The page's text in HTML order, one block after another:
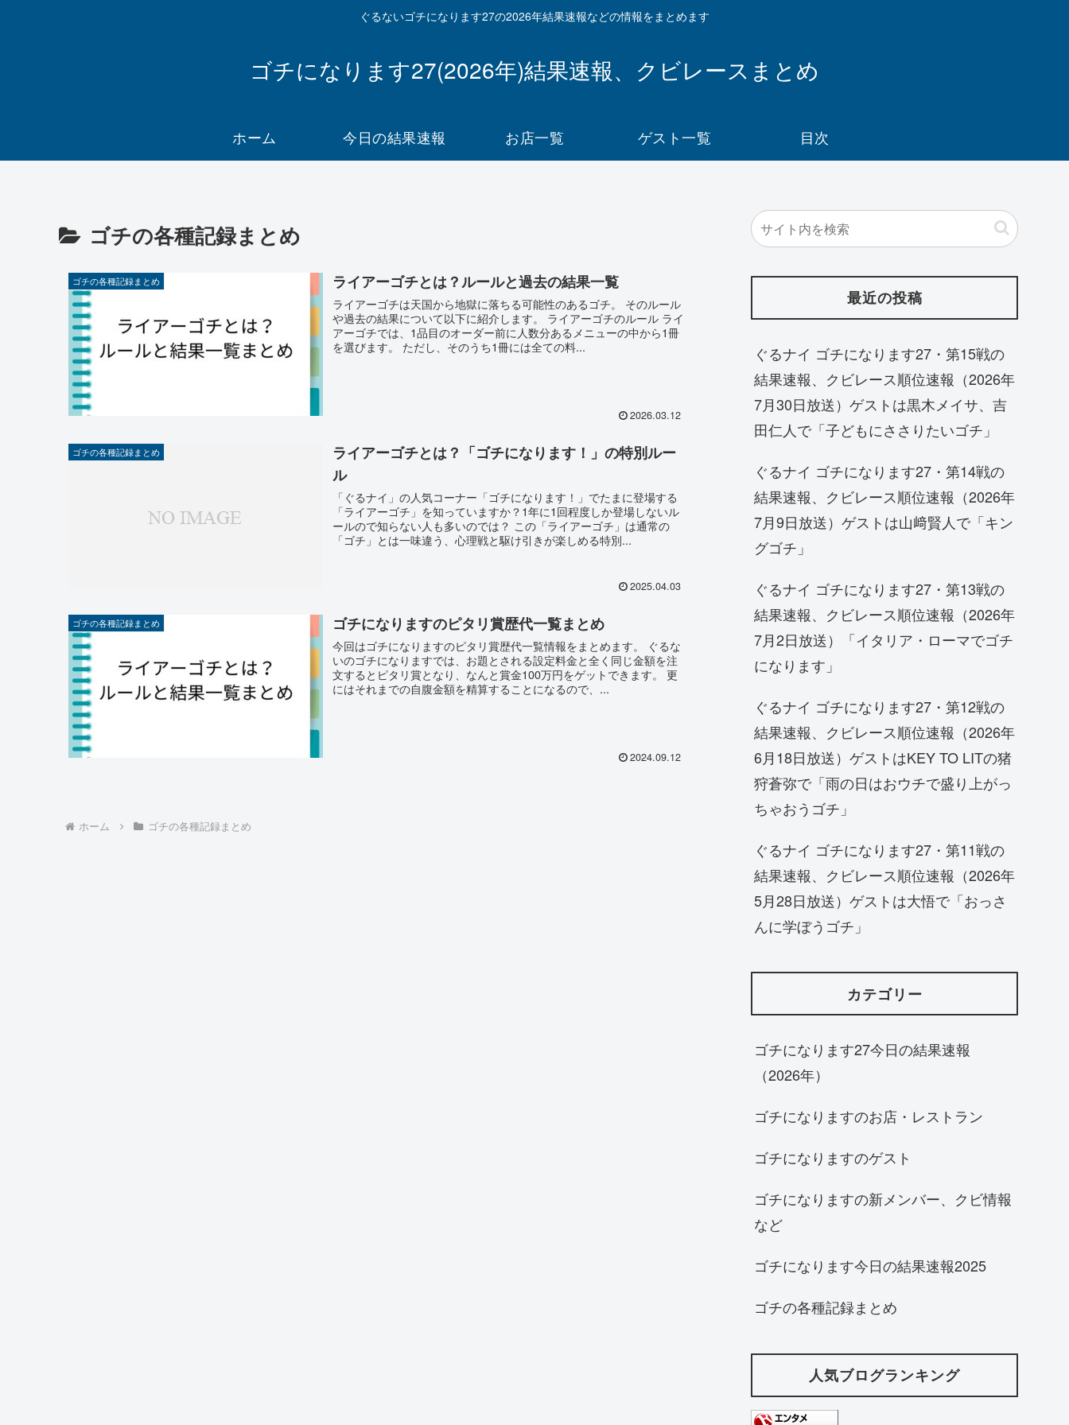
ぐるないゴチになります27の2026年結果速報などの情報をまとめます
ゴチになります27(2026年)結果速報、クビレースまとめ
ホーム 今日の結果速報 お店一覧 ゲスト一覧 目次
ゴチの各種記録まとめ
ゴチの各種記録まとめ ライアーゴチとは？ルールと過去の結果一覧
ライアーゴチは天国から地獄に落ちる可能性のあるゴチ。 そのルール
や過去の結果について以下に紹介します。 ライアーゴチのルール ライ
アーゴチでは、1品目のオーダー前に人数分あるメニューの中から1冊
を選びます。 ただし、そのうち1冊には全ての料...
2026.03.12
ゴチの各種記録まとめ
ライアーゴチとは？「ゴチになります！」の特別ルー
ル
「ぐるナイ」の人気コーナー「ゴチになります！」でたまに登場する
「ライアーゴチ」を知っていますか？1年に1回程度しか登場しないル
ールので知らない人も多いのでは？ この「ライアーゴチ」は通常の
「ゴチ」とは一味違う、心理戦と駆け引きが楽しめる特別...
2025.04.03
ゴチの各種記録まとめ ゴチになりますのピタリ賞歴代一覧まとめ
今回はゴチになりますのピタリ賞歴代一覧情報をまとめます。 ぐるな
いのゴチになりますでは、お題とされる設定料金と全く同じ金額を注
文するとピタリ賞となり、なんと賞金100万円をゲットできます。 更
にはそれまでの自腹金額を精算することになるので、...
2024.09.12
ホーム ゴチの各種記録まとめ
最近の投稿
ぐるナイ ゴチになります27・第15戦の
結果速報、クビレース順位速報（2026年
7月30日放送）ゲストは黒木メイサ、吉
田仁人で「子どもにささりたいゴチ」
ぐるナイ ゴチになります27・第14戦の
結果速報、クビレース順位速報（2026年
7月9日放送）ゲストは山﨑賢人で「キン
グゴチ」
ぐるナイ ゴチになります27・第13戦の
結果速報、クビレース順位速報（2026年
7月2日放送）「イタリア・ローマでゴチ
になります」
ぐるナイ ゴチになります27・第12戦の
結果速報、クビレース順位速報（2026年
6月18日放送）ゲストはKEY TO LITの猪
狩蒼弥で「雨の日はおウチで盛り上がっ
ちゃおうゴチ」
ぐるナイ ゴチになります27・第11戦の
結果速報、クビレース順位速報（2026年
5月28日放送）ゲストは大悟で「おっさ
んに学ぼうゴチ」
カテゴリー
ゴチになります27今日の結果速報
（2026年）
ゴチになりますのお店・レストラン
ゴチになりますのゲスト
ゴチになりますの新メンバー、クビ情報
など
ゴチになります今日の結果速報2025
ゴチの各種記録まとめ
人気ブログランキング